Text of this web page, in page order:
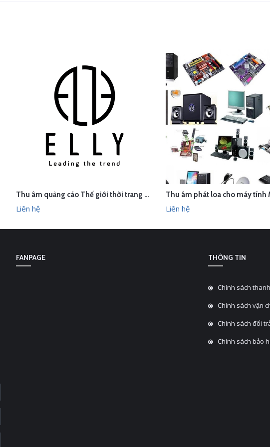
LIÊN HỆ XEM NHANH
Thu âm quảng cáo Thế giới thời trang phụ kiện cao cấp ELLY, Sơn Tây, Hà Nội
Liên hệ
LIÊN HỆ XEM
Liên hệ
FANPAGE THÔNG TIN
Chính sách
Chính sách vận
Chính sách đổi
Chính sách bảo